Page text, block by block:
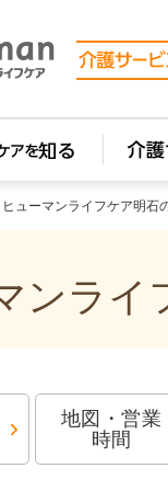
ヒューマンライフケア明石
ンライ
地図・営業
時間